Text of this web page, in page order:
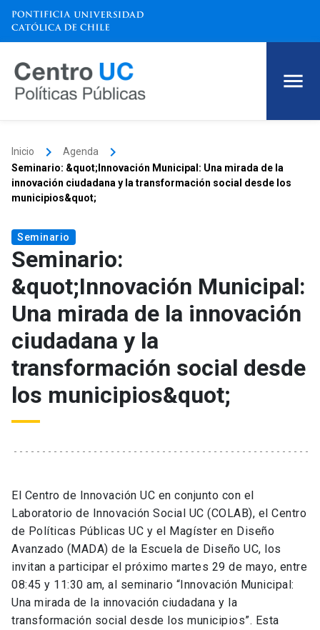
Inicio keyboard_arrow_right Agenda keyboard_arrow_right
Seminario: &quot;Innovación Municipal: Una mirada de la
innovación ciudadana y la transformación social desde los
municipios&quot;
Seminario
Seminario:
&quot;Innovación Municipal:
Una mirada de la innovación
ciudadana y la
transformación social desde
los municipios&quot;
El Centro de Innovación UC en conjunto con el
Laboratorio de Innovación Social UC (COLAB), el Centro
de Políticas Públicas UC y el Magíster en Diseño
Avanzado (MADA) de la Escuela de Diseño UC, los
invitan a participar el próximo martes 29 de mayo, entre
08:45 y 11:30 am, al seminario “Innovación Municipal:
Una mirada de la innovación ciudadana y la
transformación social desde los municipios”. Esta